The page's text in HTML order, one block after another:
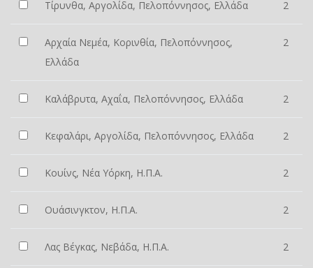
Τίρυνθα, Αργολίδα, Πελοπόννησος, Ελλάδα 2
Αρχαία Νεμέα, Κορινθία, Πελοπόννησος,
Ελλάδα
2
Καλάβρυτα, Αχαΐα, Πελοπόννησος, Ελλάδα 2
Κεφαλάρι, Αργολίδα, Πελοπόννησος, Ελλάδα 2
Κουίνς, Νέα Υόρκη, Η.Π.Α. 2
Ουάσινγκτον, Η.Π.Α. 2
Λας Βέγκας, Νεβάδα, Η.Π.Α. 2